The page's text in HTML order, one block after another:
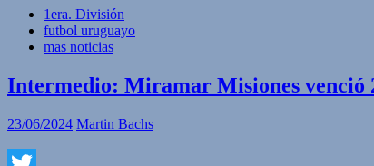
1era. División
futbol uruguayo
mas noticias
Intermedio: Miramar Misiones venció
23/06/2024 Martin Bachs